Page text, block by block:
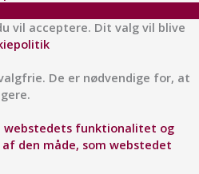
vil acceptere. Dit valg vil blive
De er nødvendige for, at
webstedets funktionalitet og
den måde, som webstedet